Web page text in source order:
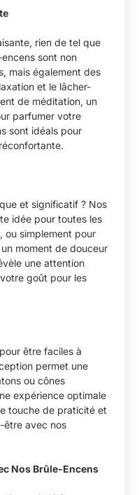
rien de tel que
encens sont non
mais également des
et le lâcher-
de méditation, un
parfumer votre
sont idéals pour
et significatif ? Nos
idée pour toutes les
ou simplement pour
moment de douceur
une attention
goût pour les
être faciles à
permet une
ou cônes
expérience optimale
touche de praticité et
être avec nos
Nos Brûle-Encens